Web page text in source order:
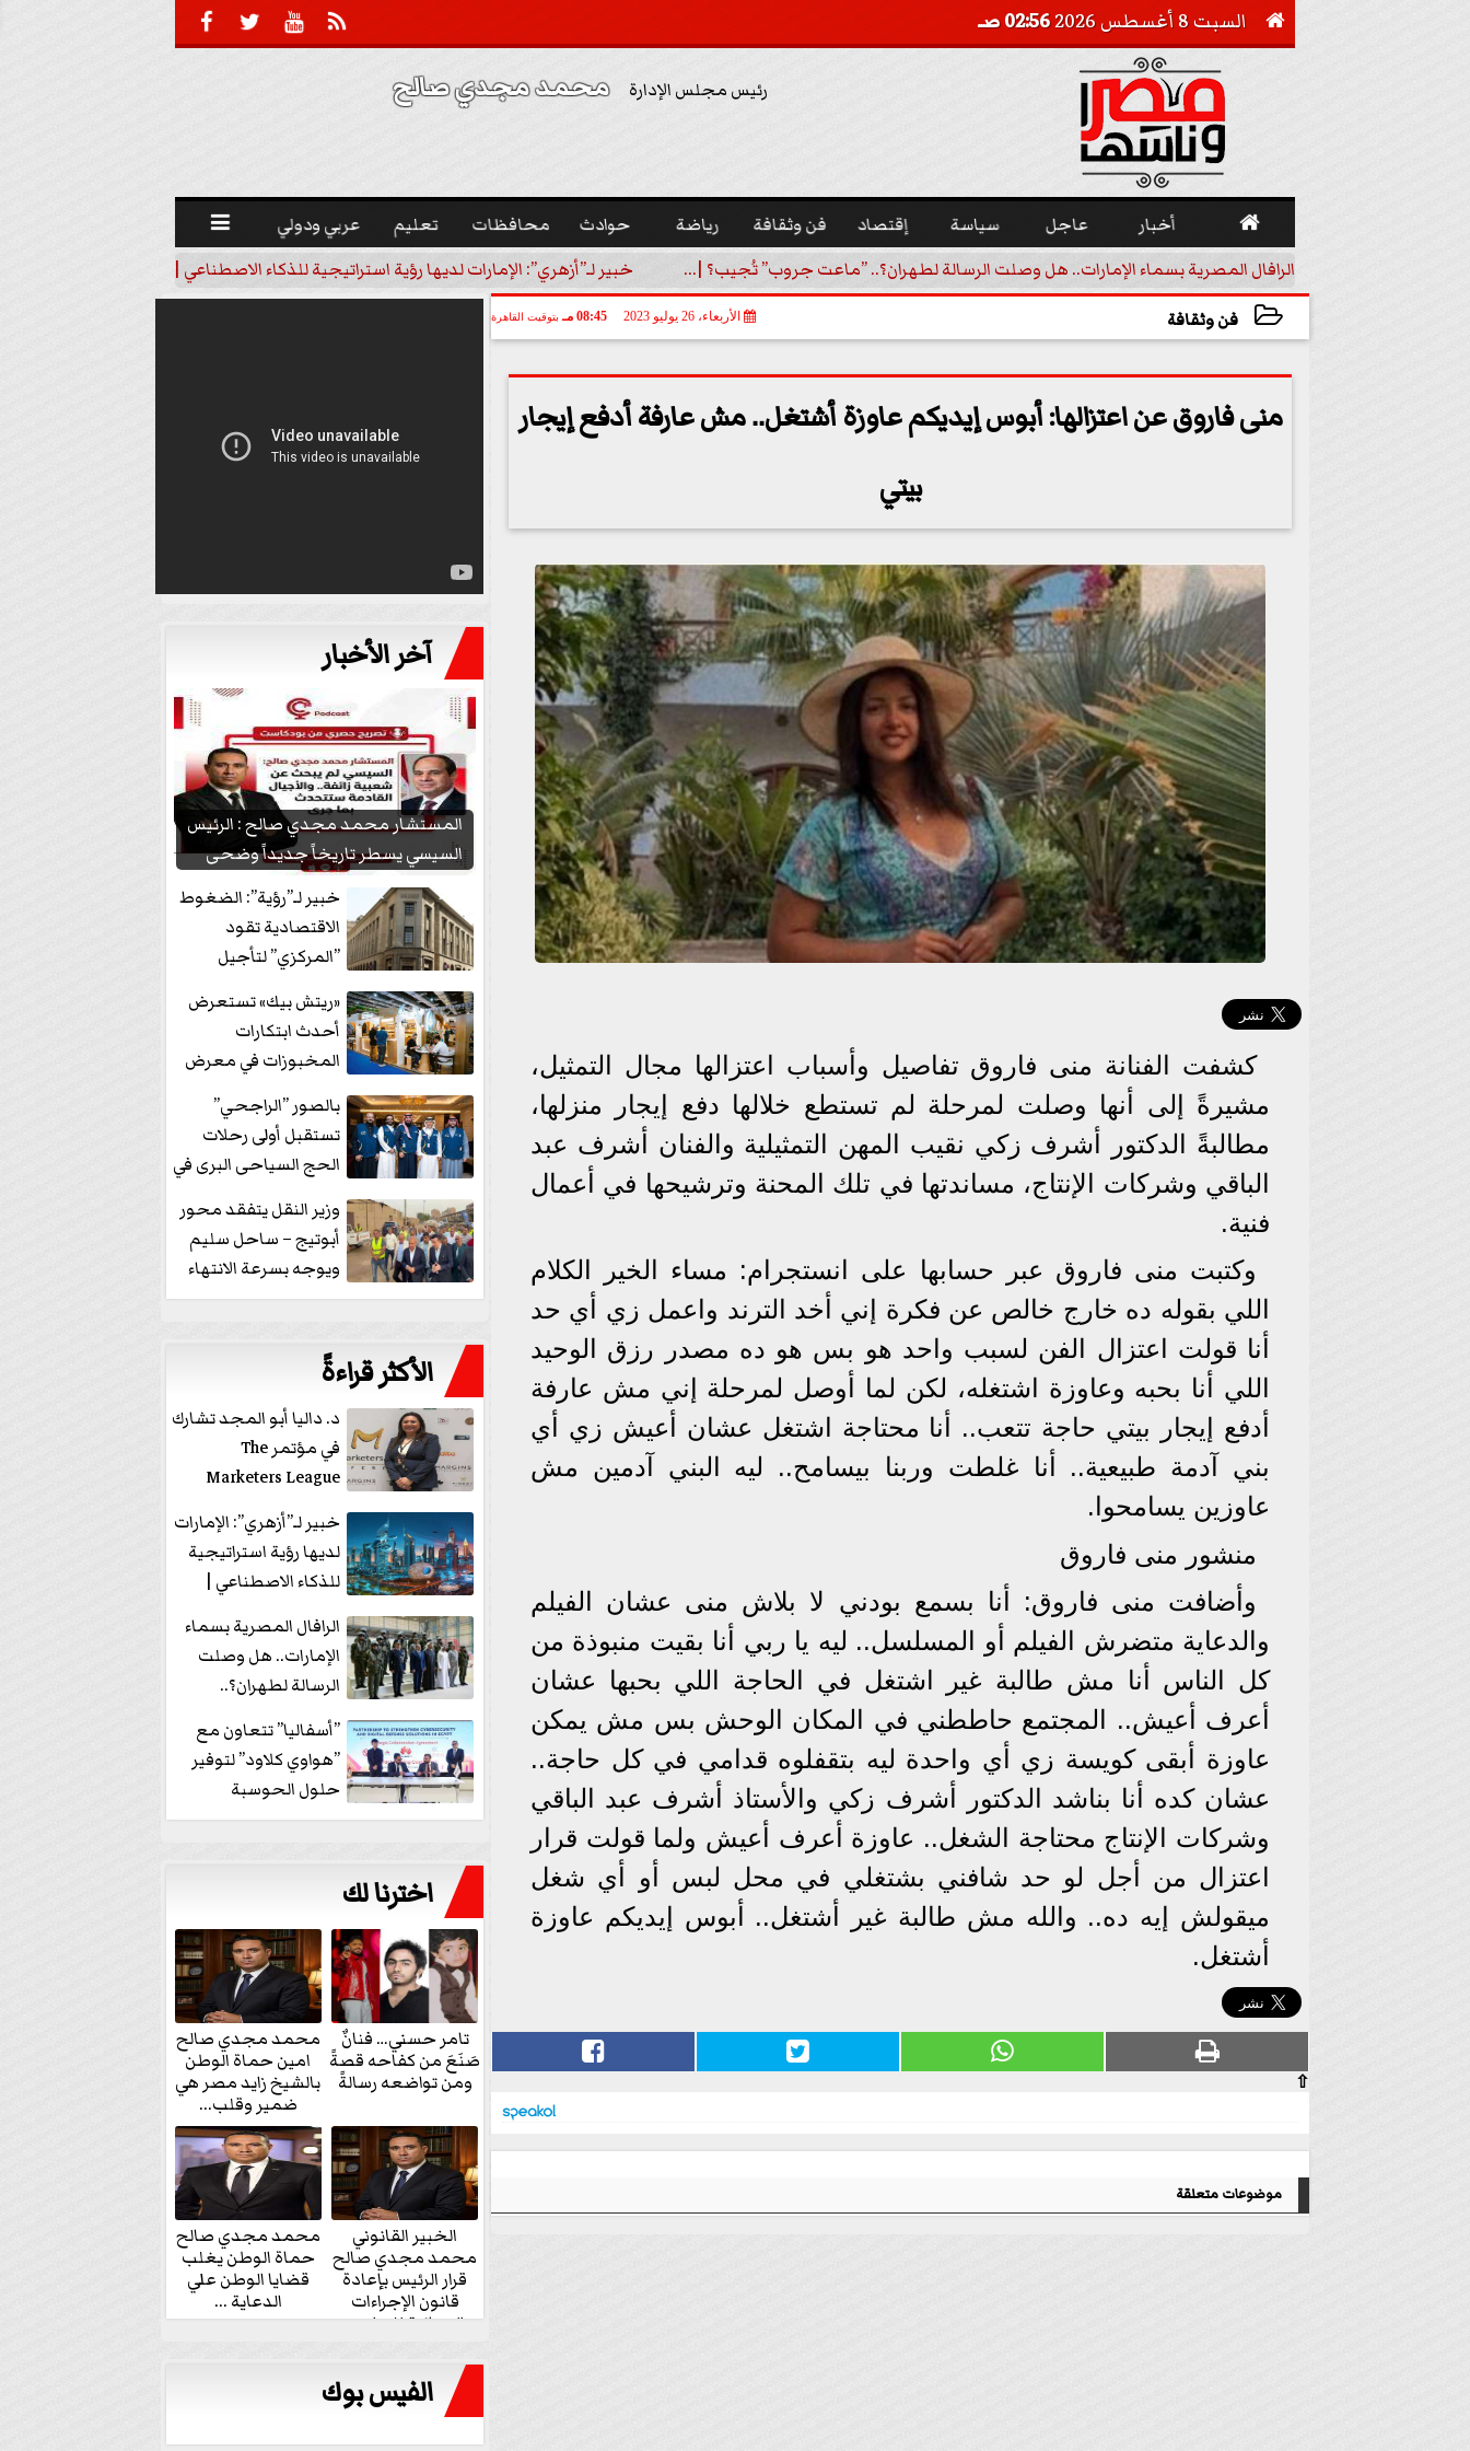
  

 السبت 8 أغسطس 2026 02:56 صـ
رئيس مجلس الإدارة محمد مجدي صالح
 أخبار عاجل سياسة إقتصاد فن وثقافة رياضة حوادث محافظات تعليم عربي ودولي 
الرافال المصرية بسماء الإمارات.. هل وصلت الرسالة لطهران؟.. ”ماعت جروب” تُجيب؟ |... خبير لـ”أزهري”: الإمارات لديها رؤية استراتيجية للذكاء الاصطناعي | فيديو
فن وثقافة الأربعاء، 26 يوليو 2023 08:45 مـ بتوقيت القاهرة
منى فاروق عن اعتزالها: أبوس إيديكم عاوزة أشتغل.. مش عارفة أدفع إيجار
بيتي
كشفت الفنانة منى فاروق تفاصيل وأسباب اعتزالها مجال التمثيل،
مشيرةً إلى أنها وصلت لمرحلة لم تستطع خلالها دفع إيجار منزلها،
مطالبةً الدكتور أشرف زكي نقيب المهن التمثيلية والفنان أشرف عبد
الباقي وشركات الإنتاج، مساندتها في تلك المحنة وترشيحها في أعمال
فنية.
وكتبت منى فاروق عبر حسابها على انستجرام: مساء الخير الكلام
اللي بقوله ده خارج خالص عن فكرة إني أخد الترند واعمل زي أي حد
أنا قولت اعتزال الفن لسبب واحد هو بس هو ده مصدر رزق الوحيد
اللي أنا بحبه وعاوزة اشتغله، لكن لما أوصل لمرحلة إني مش عارفة
أدفع إيجار بيتي حاجة تتعب.. أنا محتاجة اشتغل عشان أعيش زي أي
بني آدمة طبيعية.. أنا غلطت وربنا بيسامح.. ليه البني آدمين مش
عاوزين يسامحوا.
منشور منى فاروق
وأضافت منى فاروق: أنا بسمع بودني لا بلاش منى عشان الفيلم
والدعاية متضرش الفيلم أو المسلسل.. ليه يا ربي أنا بقيت منبوذة من
كل الناس أنا مش طالبة غير اشتغل في الحاجة اللي بحبها عشان
أعرف أعيش.. المجتمع حاططني في المكان الوحش بس مش يمكن
عاوزة أبقى كويسة زي أي واحدة ليه بتقفلوه قدامي في كل حاجة..
عشان كده أنا بناشد الدكتور أشرف زكي والأستاذ أشرف عبد الباقي
وشركات الإنتاج محتاجة الشغل.. عاوزة أعرف أعيش ولما قولت قرار
اعتزال من أجل لو حد شافني بشتغلي في محل لبس أو أي شغل
ميقولش إيه ده.. والله مش طالبة غير أشتغل.. أبوس إيديكم عاوزة
أشتغل.
⇧
موضوعات متعلقة
آخر الأخبار
المستشار محمد مجدي صالح : الرئيس
السيسي يسطر تاريخاً جديداً وضحى
بشعبيته...
خبير لـ”رؤية”: الضغوط
الاقتصادية تقود
”المركزي” لتأجيل
«ريتش بيك» تستعرض
أحدث ابتكارات
المخبوزات في معرض
منتجات...
بالصور ”الراجحي”
تستقبل أولى رحلات
الحج السياحى البرى في
وزير النقل يتفقد محور
أبوتيج – ساحل سليم
ويوجه بسرعة الانتهاء
من...
الأكثر قراءةً
د. داليا أبو المجد تشارك
في مؤتمر The
Marketers League
وتدير جلسة...
خبير لـ”أزهري”: الإمارات
لديها رؤية استراتيجية
للذكاء الاصطناعي |
الرافال المصرية بسماء
الإمارات.. هل وصلت
الرسالة لطهران؟..
”ماعت جروب” تُجيب؟
|...
”أسفاليا” تتعاون مع
”هواوي كلاود” لتوفير
حلول الحوسبة
السحابية والأمن
اخترنا لك
تامر حسني… فنانٌ
صَنَعَ من كفاحه قصةً
ومن تواضعه رسالةً
محمد مجدي صالح
امين حماة الوطن
بالشيخ زايد مصر هي
ضمير وقلب...
الخبير القانوني
محمد مجدي صالح
قرار الرئيس بإعادة
قانون الإجراءات
الجنائية للنواب...
محمد مجدي صالح
حماة الوطن يغلب
قضايا الوطن علي
الدعاية ...
الفيس بوك